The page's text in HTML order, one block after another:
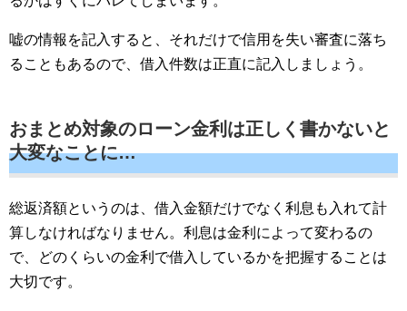
嘘の情報を記入すると、それだけで信用を失い審査に落ち
ることもあるので、借入件数は正直に記入しましょう。
おまとめ対象のローン金利は正しく書かないと
大変なことに…
総返済額というのは、借入金額だけでなく利息も入れて計
算しなければなりません。利息は金利によって変わるの
で、どのくらいの金利で借入しているかを把握することは
大切です。